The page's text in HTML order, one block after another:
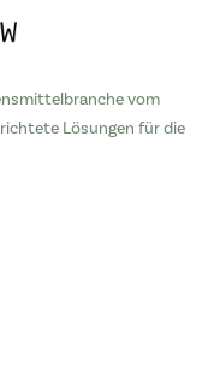
vom
Lösungen für die